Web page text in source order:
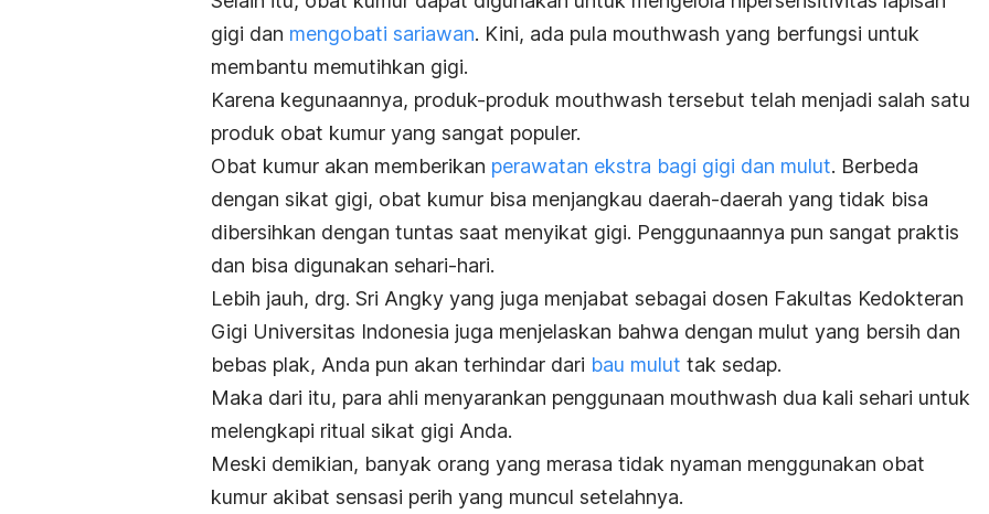
gigi dan mengobati sariawan. Kini, ada pula mouthwash yang berfungsi untuk
membantu memutihkan gigi.
Karena kegunaannya, produk-produk mouthwash tersebut telah menjadi salah satu
produk obat kumur yang sangat populer.
Obat kumur akan memberikan perawatan ekstra bagi gigi dan mulut. Berbeda
dengan sikat gigi, obat kumur bisa menjangkau daerah-daerah yang tidak bisa
dibersihkan dengan tuntas saat menyikat gigi. Penggunaannya pun sangat praktis
dan bisa digunakan sehari-hari.
Lebih jauh, drg. Sri Angky yang juga menjabat sebagai dosen Fakultas Kedokteran
Gigi Universitas Indonesia juga menjelaskan bahwa dengan mulut yang bersih dan
bebas plak, Anda pun akan terhindar dari bau mulut tak sedap.
Maka dari itu, para ahli menyarankan penggunaan mouthwash dua kali sehari untuk
melengkapi ritual sikat gigi Anda.
Meski demikian, banyak orang yang merasa tidak nyaman menggunakan obat
kumur akibat sensasi perih yang muncul setelahnya.